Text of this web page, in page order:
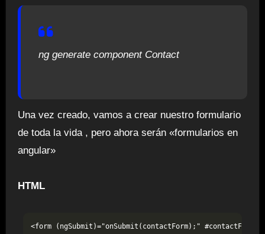
ng generate component Contact
Una vez creado, vamos a crear nuestro formulario
de toda la vida , pero ahora serán «formularios en
angular»
HTML
<form (ngSubmit)="onSubmit(contactForm);"